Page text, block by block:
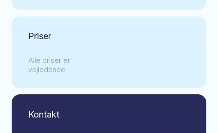
Priser
Alle priser er
​vejledende.
Kontakt